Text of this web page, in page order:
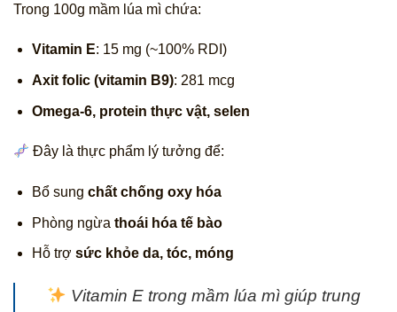
Trong 100g mầm lúa mì chứa:
Vitamin E: 15 mg (~100% RDI)
Axit folic (vitamin B9): 281 mcg
Omega-6, protein thực vật, selen
Đây là thực phẩm lý tưởng để:
Bổ sung chất chống oxy hóa
Phòng ngừa thoái hóa tế bào
Hỗ trợ sức khỏe da, tóc, móng
Vitamin E trong mầm lúa mì giúp trung